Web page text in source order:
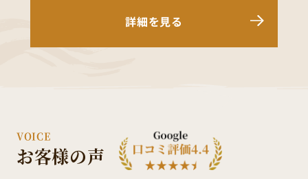
詳細を見る
VOICE
お客様の声